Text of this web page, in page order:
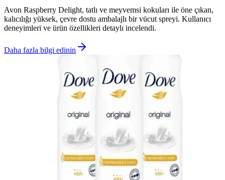
Avon Raspberry Delight, tatlı ve meyvemsi kokuları ile öne çıkan,
kalıcılığı yüksek, çevre dostu ambalajlı bir vücut spreyi. Kullanıcı
deneyimleri ve ürün özellikleri detaylı incelendi.
Daha fazla bilgi edinin